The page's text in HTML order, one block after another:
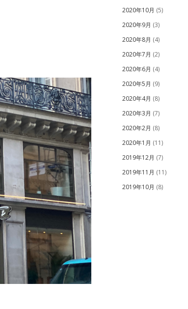
2020年10月 (5)
2020年9月 (3)
2020年8月 (4)
2020年7月 (2)
2020年6月 (4)
2020年5月 (9)
2020年4月 (8)
2020年3月 (7)
2020年2月 (8)
2020年1月 (11)
2019年12月 (7)
2019年11月 (11)
2019年10月 (8)